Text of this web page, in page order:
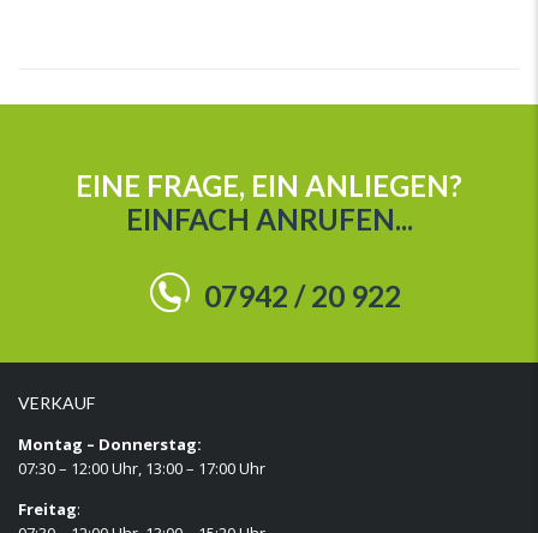
EINE FRAGE, EIN ANLIEGEN?
EINFACH ANRUFEN...
07942 / 20 922
VERKAUF
Montag – Donnerstag:
07:30 – 12:00 Uhr, 13:00 – 17:00 Uhr
Freitag: